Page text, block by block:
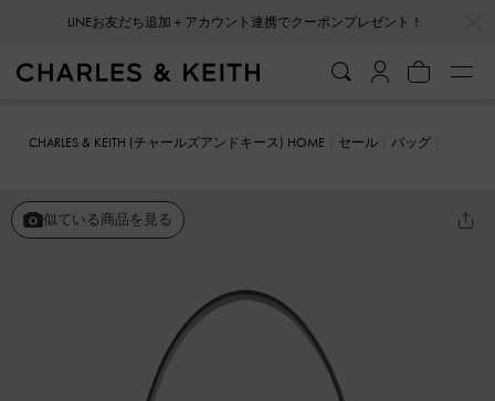
LINEお友だち追加＋アカウント連携でクーポンプレゼント！
CHARLES & KEITH (チャールズアンドキース) HOME セール
バッグ
似ている商品を見る